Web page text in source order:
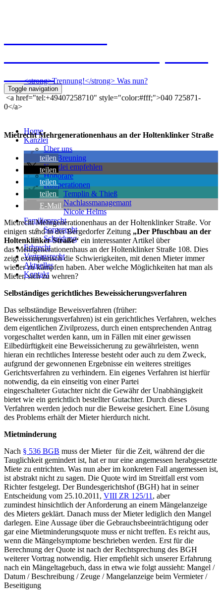
Hamburg
Toggle navigation
Home
Kanzlei
Über uns
Kai Breuning
Kanzlei empfehlen
Honorare
Kooperationen
Templin & Thieß
Nachlassmanagemant
Nicole Helms
Familienrecht
Sorgerecht
Scheidung
Erbrecht
Vertragsrecht
Aktuelles
Kontakt
<strong>Trennung!</strong> Was nun?
<a href="tel:+49407258710" style="color:#fff;">040 725871-
0</a>
Mietrecht Mehrgenerationenhaus an der Holtenklinker Straße
teilen
teilen
teilen
teilen
E-Mail
Mietrecht Mehrgenerationenhaus an der Holtenklinker Straße. Vor
einigen stand in der Bergedorfer Zeitung „Der Pfuschbau an der
Holtenklinker Straße“ ein interessanter Artikel über
das Mehrgenerationenhaus an der Holtenklinker Straße 108. Dies
zeigt exemplarisch die Schwierigkeiten, mit denen Mieter immer
wieder zu kämpfen haben. Aber welche Möglichkeiten hat man als
Mieter, sich zu wehren?
Selbständiges gerichtliches Beweissicherungsverfahren
Das selbständige Beweisverfahren (früher:
Beweissicherungsverfahren) ist ein gerichtliches Verfahren, welches
dem eigentlichen Zivilprozess, durch einen entsprechenden Antrag
vorgeschaltet werden kann, um in Fällen mit einer gewissen
Eilbedürftigkeit eine Beweissicherung zu gewährleisten, wenn
hieran ein rechtliches Interesse besteht oder auch zu dem Zweck,
aufgrund der gewonnenen Ergebnisse ein weiteres streitiges
Gerichtsverfahren zu verhindern. Ein eigenes Verfahren ist hierfür
notwendig, da ein einseitig von einer Partei
eingeschalteter Gutachter nicht die Gewähr der Unabhängigkeit
bietet wie ein gerichtlich bestellter Gutachter. Durch dieses
Verfahren werden jedoch nur die Beweise gesichert. Eine Lösung
des Problems erhält der Mieter hierdurch nicht.
Mietminderung
Nach § 536 BGB muss der Mieter für die Zeit, während der die
Tauglichkeit gemindert ist, hat er nur eine angemessen herabgesetzte
Miete zu entrichten. Was nun aber im konkreten Fall angemessen ist,
ist abstrakt nicht zu sagen. Die Quote wird im Streitfall erst vom
Richter festgelegt. Der Bundesgerichtshof (BGH) hat in seiner
Entscheidung vom 25.10.2011, VIII ZR 125/11 , aber
zumindest hinsichtlich der Anforderung an einem Mängelanzeige
des Mieters geklärt. Danach muss der Mieter lediglich den Mangel
darlegen. Eine Aussage über die Gebrauchsbeeinträchtigung oder
gar eine Mietminderungsquote muss er nicht treffen. Es reicht aus,
wenn die Mängelsymptome beschrieben werden. Erst für die
Berechnung der Quote ist nach der Rechtsprechung des BGH
weiterer Vortrag notwendig. Hier empfiehlt sich unserer Erfahrung
nach ein Mängeltagebuch, dass in etwa wie folgt aussieht: Mangel /
Datum / Beschreibung / Zeuge / Mangelanzeige beim Vermieter /
Beseitigung